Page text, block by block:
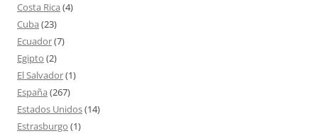
Costa Rica (4)
Cuba (23)
Ecuador(7)
Egipto (2)
El Salvador(1)
España (267)
Estados Unidos(14)
Estrasburgo (1)